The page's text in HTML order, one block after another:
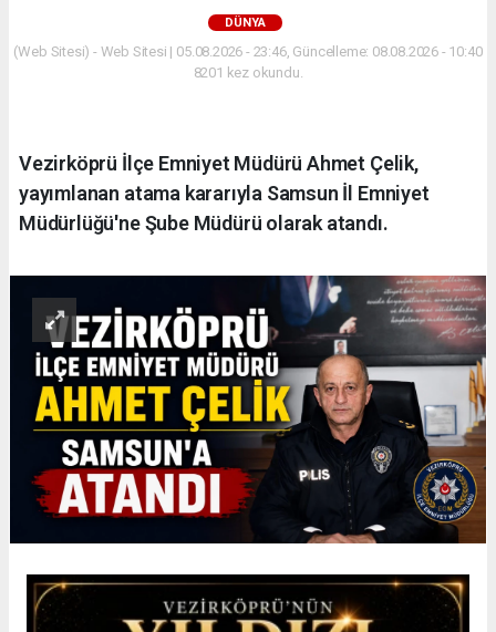
DÜNYA
(Web Sitesi) - Web Sitesi | 05.08.2026 - 23:46, Güncelleme: 08.08.2026 - 10:40
8201 kez okundu.
Vezirköprü İlçe Emniyet Müdürü Ahmet Çelik,
yayımlanan atama kararıyla Samsun İl Emniyet
Müdürlüğü'ne Şube Müdürü olarak atandı.